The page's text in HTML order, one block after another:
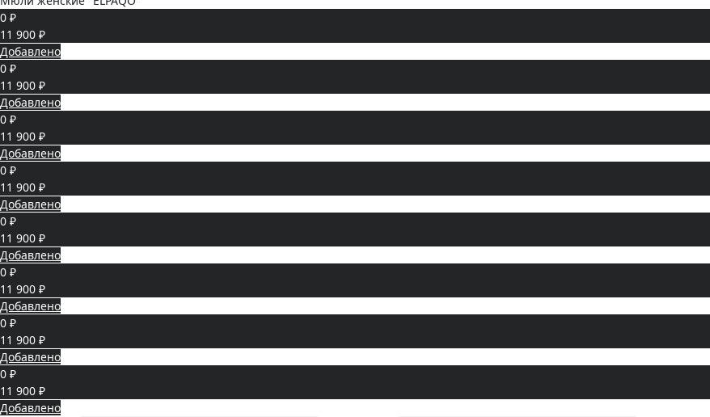
0 ₽
11 900 ₽
Добавлено
0 ₽
11 900 ₽
Добавлено
0 ₽
11 900 ₽
Добавлено
0 ₽
11 900 ₽
Добавлено
0 ₽
11 900 ₽
Добавлено
0 ₽
11 900 ₽
Добавлено
0 ₽
11 900 ₽
Добавлено
0 ₽
11 900 ₽
Добавлено